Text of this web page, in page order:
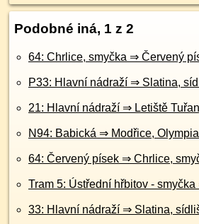
Podobné iná, 1 z 2
64: Chrlice, smyčka ⇒ Červený
P33: Hlavní nádraží ⇒ Slatina,
21: Hlavní nádraží ⇒ Letiště
N94: Babická ⇒ Modřice, Olympia
64: Červený písek ⇒ Chrlice,
Tram 5: Ústřední hřbitov -
33: Hlavní nádraží ⇒ Slatina,